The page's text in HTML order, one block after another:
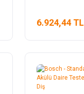
6.924,44 TL